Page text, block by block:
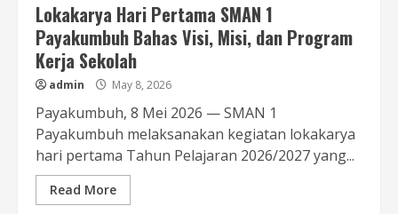
Lokakarya Hari Pertama SMAN 1
Payakumbuh Bahas Visi, Misi, dan Program
Kerja Sekolah
admin May 8, 2026
Payakumbuh, 8 Mei 2026 — SMAN 1
Payakumbuh melaksanakan kegiatan lokakarya
hari pertama Tahun Pelajaran 2026/2027 yang...
Read More